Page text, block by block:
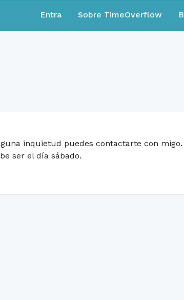
Entra Sobre TimeOverflow
inquietud puedes contactarte con
ser el día sábado.